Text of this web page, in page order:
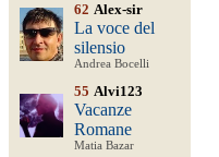
62 Alex-sir
La voce del
silensio
Andrea Bocelli
55 Alvi123
Vacanze
Romane
Matia Bazar